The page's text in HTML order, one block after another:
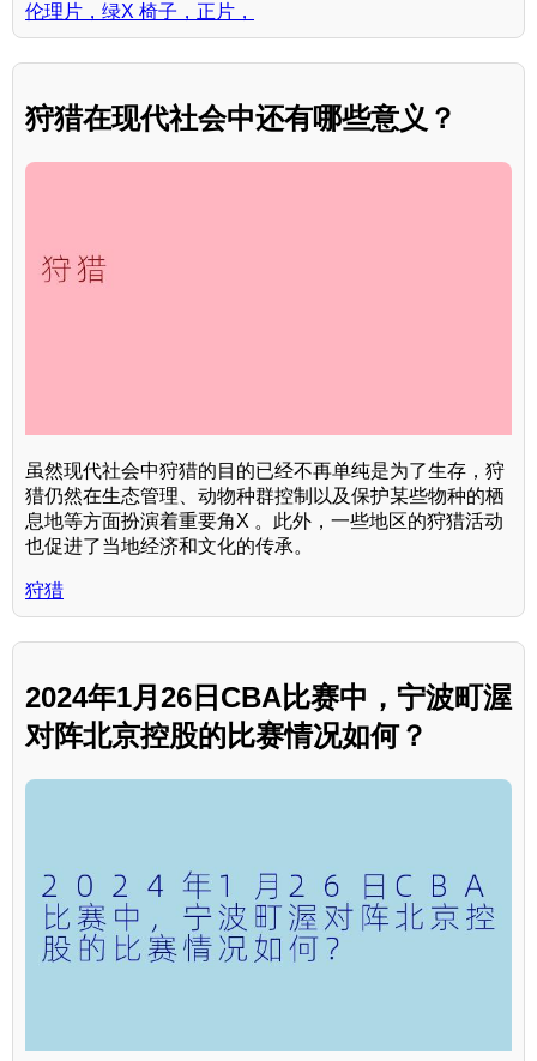
伦理片，绿X 椅子，正片，
狩猎在现代社会中还有哪些意义？
虽然现代社会中狩猎的目的已经不再单纯是为了生存，狩
猎仍然在生态管理、动物种群控制以及保护某些物种的栖
息地等方面扮演着重要角X 。此外，一些地区的狩猎活动
也促进了当地经济和文化的传承。
狩猎
2024年1月26日CBA比赛中，宁波町渥
对阵北京控股的比赛情况如何？